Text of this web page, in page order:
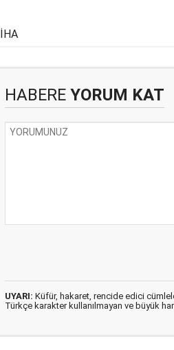
İHA
HABERE YORUM KAT
UYARI: Küfür, hakaret, rencide edici
Türkçe karakter kullanılmayan ve büyük